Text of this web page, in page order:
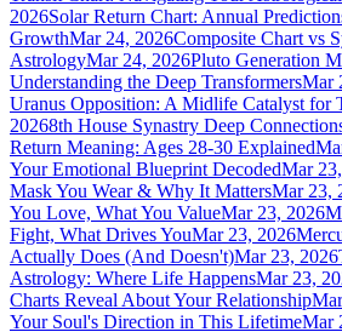
2026Solar Return Chart: Annual
GrowthMar 24, 2026Composite Chart vs
AstrologyMar 24, 2026Pluto Generation
Understanding the Deep TransformersMar
Uranus Opposition: A Midlife Catalyst for
20268th House Synastry Deep
Return Meaning: Ages 28-30 Explained
Your Emotional Blueprint DecodedMar
Mask You Wear & Why It MattersMar 23,
You Love, What You ValueMar 23, 2026
Fight, What Drives YouMar 23, 2026
Actually Does (And Doesn't)Mar 23, 2026
Astrology: Where Life HappensMar 23,
Charts Reveal About Your Relationship
Your Soul's Direction in This LifetimeMar